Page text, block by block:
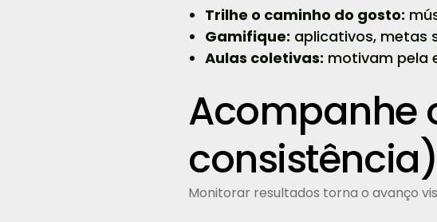
Trilhe o caminho do gosto:
Gamifique: aplicativos, metas
Aulas coletivas: motivam pela
Acompanhe
consistência)
Monitorar resultados torna o avanço